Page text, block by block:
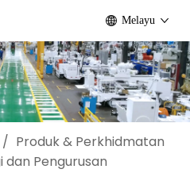
Melayu
/ Produk & Perkhidmatan
dan Pengurusan